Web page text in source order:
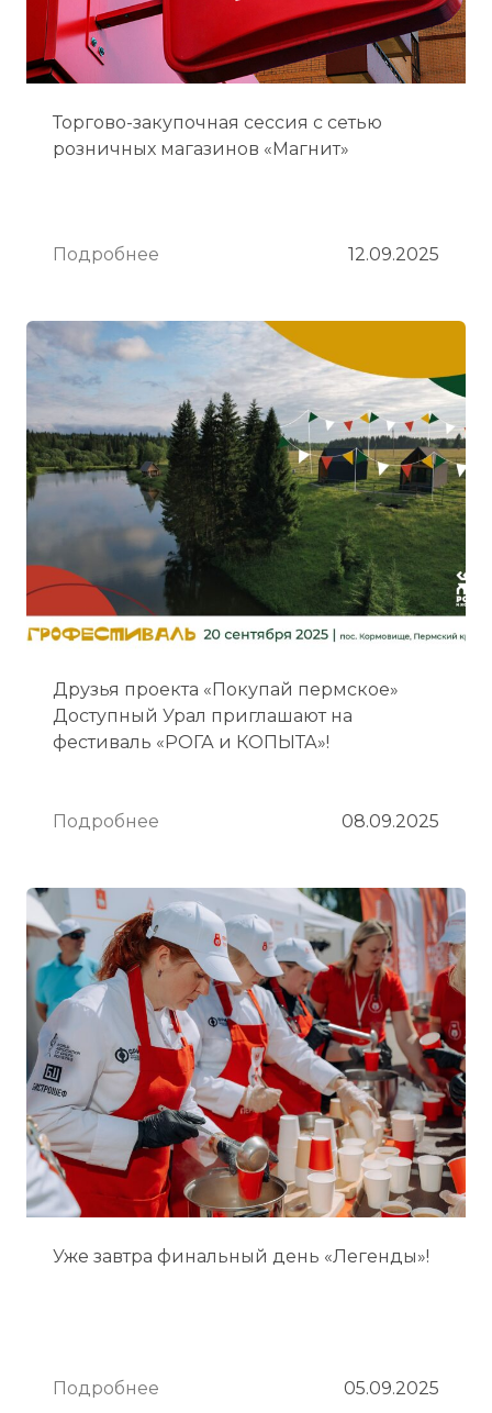
Торгово-закупочная сессия с сетью
розничных магазинов «Магнит»
Подробнее 12.09.2025
Друзья проекта «Покупай пермское»
Доступный Урал приглашают на
фестиваль «РОГА и КОПЫТА»!
Подробнее 08.09.2025
Уже завтра финальный день «Легенды»!
Подробнее 05.09.2025